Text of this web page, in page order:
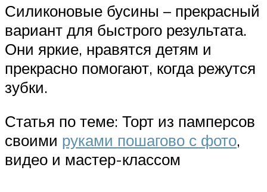
Силиконовые бусины – прекрасный
вариант для быстрого результата.
Они яркие, нравятся детям и
прекрасно помогают, когда режутся
зубки.
Статья по теме: Торт из памперсов
своими руками пошагово с фото,
видео и мастер-классом